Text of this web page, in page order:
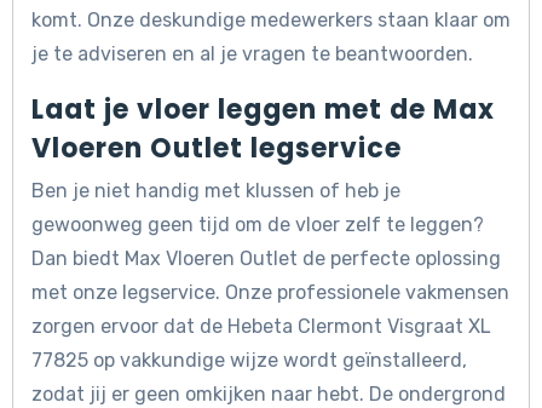
komt. Onze deskundige medewerkers staan klaar om
je te adviseren en al je vragen te beantwoorden.
Laat je vloer leggen met de Max
Vloeren Outlet legservice
Ben je niet handig met klussen of heb je
gewoonweg geen tijd om de vloer zelf te leggen?
Dan biedt Max Vloeren Outlet de perfecte oplossing
met onze legservice. Onze professionele vakmensen
zorgen ervoor dat de Hebeta Clermont Visgraat XL
77825 op vakkundige wijze wordt geïnstalleerd,
zodat jij er geen omkijken naar hebt. De ondergrond